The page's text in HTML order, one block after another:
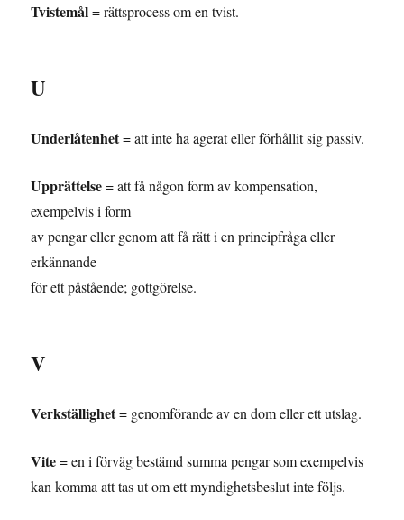
Tvistemål= rättsprocess om en tvist.
U
Underlåtenhet= att inte ha agerat eller förhållit sig passiv.
Upprättelse= att få någon form av kompensation,
exempelvis i form
av pengar eller genom att få rätt i en principfråga eller
erkännande
för ett påstående; gottgörelse.
V
Verkställighet= genomförande av en dom eller ett utslag.
Vite= en i förväg bestämd summa pengar som exempelvis
kan komma att tas ut om ett myndighetsbeslut inte följs.